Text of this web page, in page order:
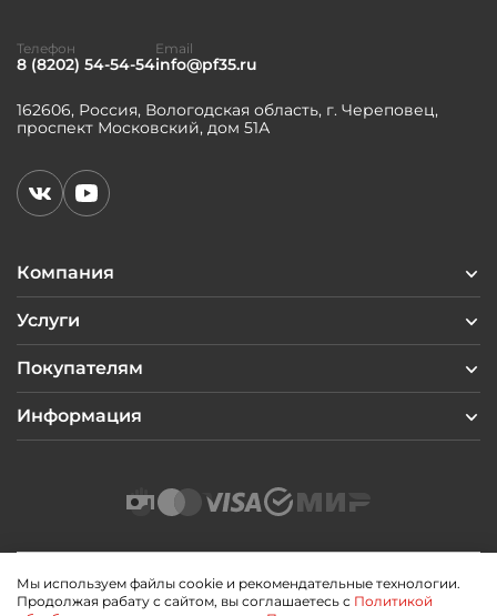
Компания
Услуги
Покупателям
Информация
162606, Россия, Вологодская область, г. Череповец,
проспект Московский, дом 51А
Телефон
8 (8202) 54-54-54
Email
info@pf35.ru
2026 © Профиль Центр
Мы используем файлы cookie и рекомендательные технологии.
Продолжая рабату с сайтом, вы соглашаетесь с Политикой